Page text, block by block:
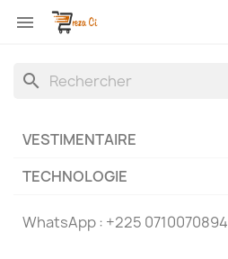

search
VESTIMENTAIRE
TECHNOLOGIE
WhatsApp : +225 0710070894